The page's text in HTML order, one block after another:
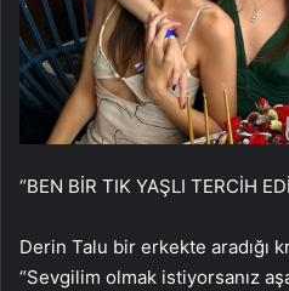
“BEN BİR TIK YAŞLI TERCİH
Derin Talu bir erkekte aradığı
“Sevgilim olmak istiyorsanız